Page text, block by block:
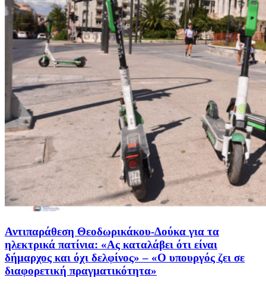
Αντιπαράθεση Θεοδωρικάκου-Δούκα για τα
ηλεκτρικά πατίνια: «Ας καταλάβει ότι είναι
δήμαρχος και όχι δελφίνος» – «Ο υπουργός ζει σε
διαφορετική πραγματικότητα»